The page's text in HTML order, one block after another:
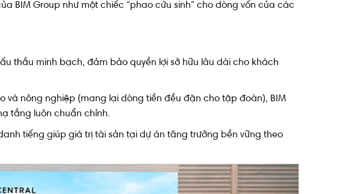
BIM Group như một chiếc “phao cứu sinh” cho dòng vốn của các
thầu minh bạch, đảm bảo quyền lợi sở hữu lâu dài cho khách
và nông nghiệp (mang lại dòng tiền đều đặn cho tập đoàn), BIM
tầng luôn chuẩn chỉnh.
tiếng giúp giá trị tài sản tại dự án tăng trưởng bền vững theo